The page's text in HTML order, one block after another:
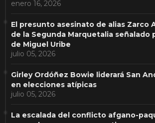
enero 16, 2026
El presunto asesinato de alias Zarco
de la Segunda Marquetalia señalado
de Miguel Uribe
julio 05, 2026
Girley Ordóñez Bowie liderará San
en elecciones atípicas
julio 05, 2026
La escalada del conflicto afgano-